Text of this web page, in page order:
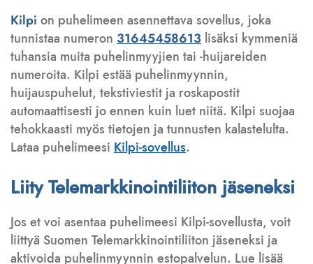
Kilpi on puhelimeen asennettava sovellus, joka
tunnistaa numeron 31645458613 lisäksi kymmeniä
tuhansia muita puhelinmyyjien tai -huijareiden
numeroita. Kilpi estää puhelinmyynnin,
huijauspuhelut, tekstiviestit ja roskapostit
automaattisesti jo ennen kuin luet niitä. Kilpi suojaa
tehokkaasti myös tietojen ja tunnusten kalastelulta.
Lataa puhelimeesi Kilpi-sovellus.
Liity Telemarkkinointiliiton jäseneksi
Jos et voi asentaa puhelimeesi Kilpi-sovellusta, voit
liittyä Suomen Telemarkkinointiliiton jäseneksi ja
aktivoida puhelinmyynnin estopalvelun. Lue lisää